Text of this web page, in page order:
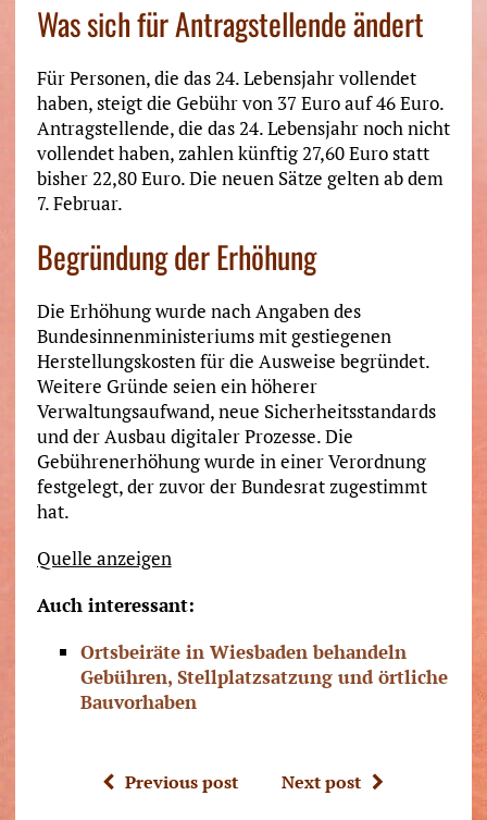
Was sich für Antragstellende ändert
Für Personen, die das 24. Lebensjahr vollendet
haben, steigt die Gebühr von 37 Euro auf 46 Euro.
Antragstellende, die das 24. Lebensjahr noch nicht
vollendet haben, zahlen künftig 27,60 Euro statt
bisher 22,80 Euro. Die neuen Sätze gelten ab dem
7. Februar.
Begründung der Erhöhung
Die Erhöhung wurde nach Angaben des
Bundesinnenministeriums mit gestiegenen
Herstellungskosten für die Ausweise begründet.
Weitere Gründe seien ein höherer
Verwaltungsaufwand, neue Sicherheitsstandards
und der Ausbau digitaler Prozesse. Die
Gebührenerhöhung wurde in einer Verordnung
festgelegt, der zuvor der Bundesrat zugestimmt
hat.
Quelle anzeigen
Auch interessant:
Ortsbeiräte in Wiesbaden behandeln
Gebühren, Stellplatzsatzung und örtliche
Bauvorhaben
Previous post Next post